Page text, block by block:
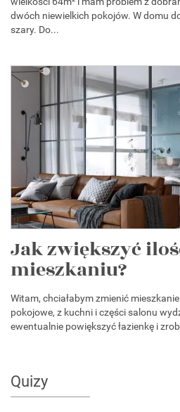
dwóch niewielkich pokojów. W domu
szary. Do...
Jak zwiększyć
mieszkaniu?
Witam, chciałabym zmienić
pokojowe, z kuchni i części salonu
ewentualnie powiększyć łazienkę i
Quizy